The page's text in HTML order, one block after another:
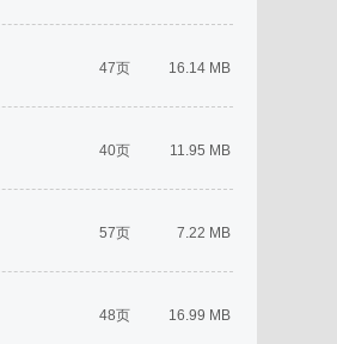
16.14 MB
47页
11.95 MB
40页
7.22 MB
57页
16.99 MB
48页